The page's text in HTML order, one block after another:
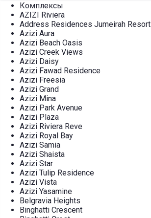
Комплексы
AZIZI Riviera
Address Residences Jumeirah Resort
Azizi Aura
Azizi Beach Oasis
Azizi Creek Views
Azizi Daisy
Azizi Fawad Residence
Azizi Freesia
Azizi Grand
Azizi Mina
Azizi Park Avenue
Azizi Plaza
Azizi Riviera Reve
Azizi Royal Bay
Azizi Samia
Azizi Shaista
Azizi Star
Azizi Tulip Residence
Azizi Vista
Azizi Yasamine
Belgravia Heights
Binghatti Crescent